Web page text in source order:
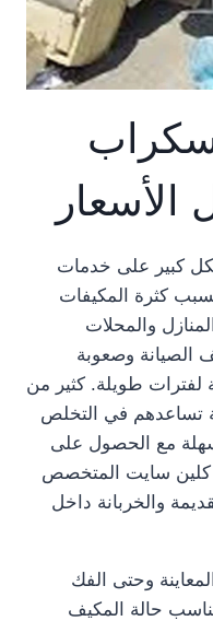
كبير على خدمات
كثرة المكيفات
والمحلات
الصيانة وصعوبة
لفترات طويلة. كثير من
تساعدهم في التخلص
مع الحصول على
كلين سايت المتخصص
والخربانة داخل
وحتى الفك
حالة المكيف